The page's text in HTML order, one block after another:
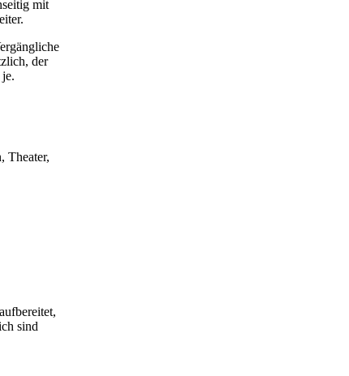
mit
der
(2013)
Theater,
sind